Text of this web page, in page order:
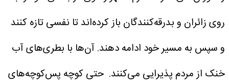
روی زائران و بدرقه‌کنندگان باز کرده‌اند تا نفسی تازه کنند
و سپس به مسیر خود ادامه دهند. آن‌ها با بطری‌های آب
خنک از مردم پذیرایی می‌کنند. حتی کوچه پس‌کوچه‌های